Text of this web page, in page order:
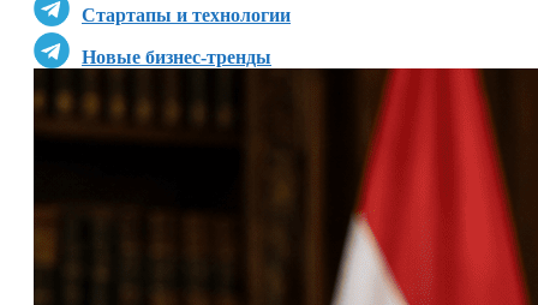
Стартапы и технологии
Новые бизнес-тренды